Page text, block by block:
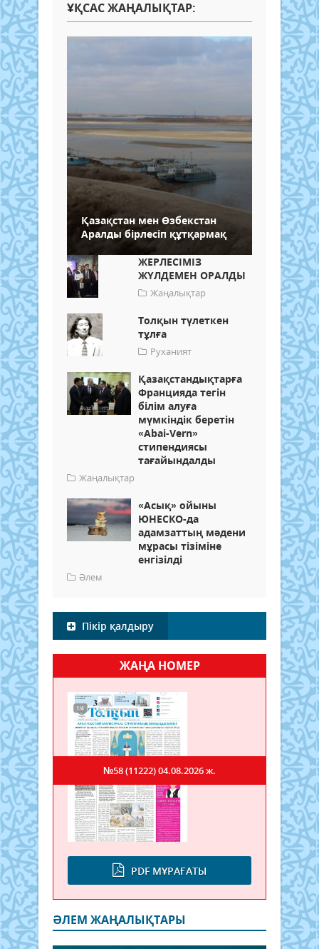
ҰҚСАС ЖАҢАЛЫҚТАР:
Қазақстан мен Өзбекстан
Аралды бірлесіп құтқармақ
ЖЕРЛЕСІМІЗ
ЖҮЛДЕМЕН ОРАЛДЫ
Жаңалықтар
Толқын түлеткен
тұлға
Руханият
Қазақстандықтарға
Францияда тегін
білім алуға
мүмкіндік беретін
«Abai-Vern»
стипендиясы
тағайындалды
Жаңалықтар
«Асық» ойыны
ЮНЕСКО-да
адамзаттың мәдени
мұрасы тізіміне
енгізілді
Әлем
Пікір қалдыру
ЖАҢА НОМЕР
PDF МҰРАҒАТЫ
№58 (11222)04.08.2026 ж.
ӘЛЕМ ЖАҢАЛЫҚТАРЫ